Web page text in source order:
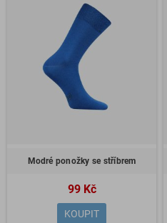
Modré ponožky se stříbrem
99 Kč
KOUPIT